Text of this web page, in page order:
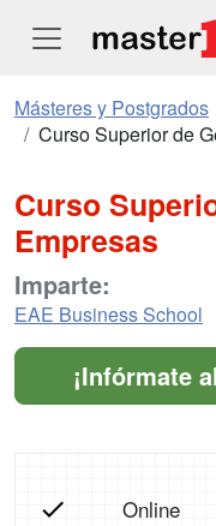
Másteres y Postgrados
Curso Superior de
Curso
Empresas
Imparte:
EAE Business School
¡Infórmate
Online